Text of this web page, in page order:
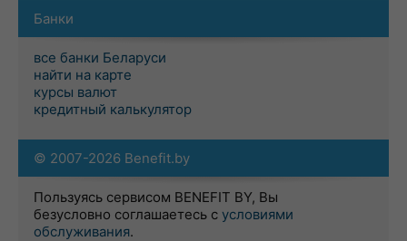
Банки
все банки Беларуси
найти на карте
курсы валют
кредитный калькулятор
© 2007-2026 Benefit.by
Пользуясь сервисом BENEFIT BY, Вы
безусловно соглашаетесь с условиями
обслуживания.